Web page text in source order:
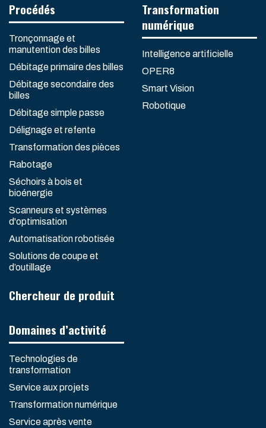
Procédés
Tronçonnage et
manutention des billes
Débitage primaire des billes
Débitage secondaire des
billes
Débitage simple passe
Délignage et refente
Transformation des pièces
Rabotage
Séchoirs à bois et
bioénergie
Scanneurs et systèmes
d'optimisation
Automatisation robotisée
Solutions de coupe et
d’outillage
Chercheur de produit
Transformation
numérique
Intelligence artificielle
OPER8
Smart Vision
Robotique
Domaines d’activité
Technologies de
transformation
Service aux projets
Transformation numérique
Service après vente